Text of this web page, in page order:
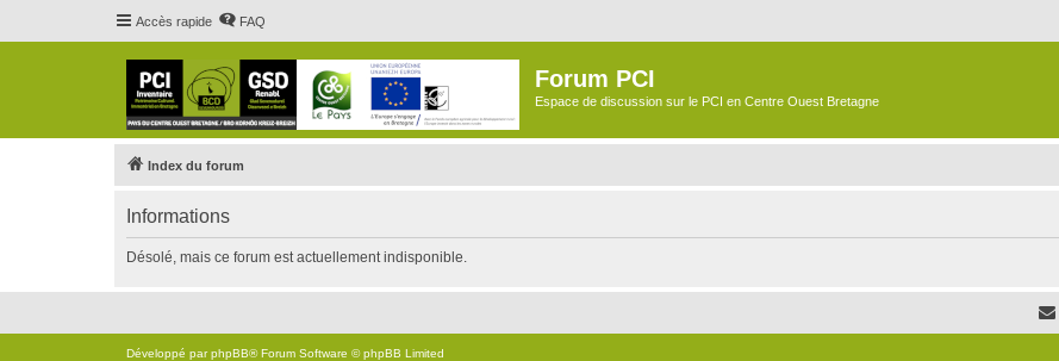
Accès rapide FAQ
Forum PCI
Espace de discussion sur le PCI en Centre Ouest Bretagne
Index du forum
Informations
Désolé, mais ce forum est actuellement indisponible.
Développé parphpBB® Forum Software © phpBB Limited